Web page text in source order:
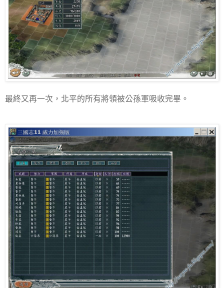
最終又再一次，北平的所有將領被公孫軍吸收完畢。